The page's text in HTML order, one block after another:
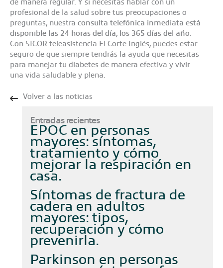
profesional de la salud sobre tus preocupaciones o
preguntas, nuestra consulta telefónica inmediata está
disponible las 24 horas del día, los 365 días del año.
Con SICOR teleasistencia El Corte Inglés, puedes estar
seguro de que siempre tendrás la ayuda que necesitas
para manejar tu diabetes de manera efectiva y vivir
una vida saludable y plena.
Volver a las noticias
Entradas recientes
EPOC en personas
mayores: síntomas,
tratamiento y cómo
mejorar la respiración en
casa
Síntomas de fractura de
cadera en adultos
mayores: tipos,
recuperación y cómo
prevenirla
Parkinson en personas